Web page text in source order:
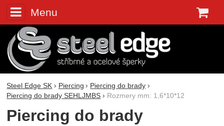
Menu
Steel Edge SK Piercing
Piercing do brady
Piercing do brady SEHLJMBS
Rozmery mm: 1,6*10*12
Piercing do brady